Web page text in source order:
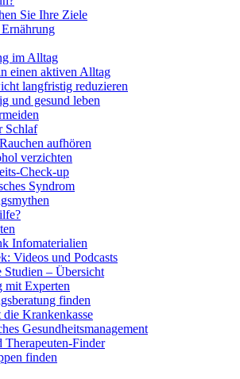
Sie Ihre Ziele
im Alltag
einen aktiven Alltag
langfristig reduzieren
und gesund leben
Schlaf
aufhören
verzichten
Check-up
Syndrom
Infomaterialien
Videos und Podcasts
Studien – Übersicht
mit Experten
finden
die Krankenkasse
Gesundheitsmanagement
Therapeuten-Finder
finden